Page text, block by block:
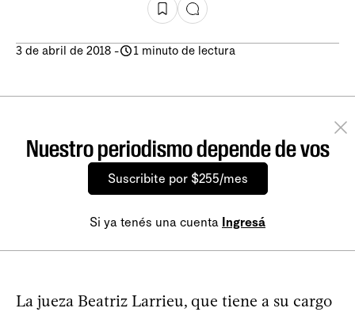
3 de abril de 2018 - 1 minuto de lectura
Nuestro periodismo depende de vos
Suscribite por $255/mes
Si ya tenés una cuenta Ingresá
La jueza Beatriz Larrieu, que tiene a su cargo